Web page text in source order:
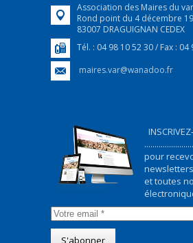
Association des Maires du var
Rond point du 4 décembre
83007 DRAGUIGNAN CEDEX
Tél. : 04 98 10 52 30 / Fax : 04
maires.var@wanadoo.fr
pour
newsletters
et toutes